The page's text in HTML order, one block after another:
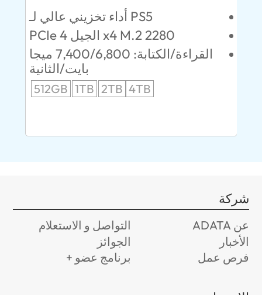
أداء تخزيني عالي لـ PS5
PCIe الجيل 4 x4 M.2 2280
القراءة/الكتابة: 7,400/6,800 ميجا
بايت/الثانية
512GB 1TB 2TB 4TB
شركة
عن ADATA
التواصل و الاستعلام
الأخبار
الجوائز
فرص عمل
برنامج عضو +